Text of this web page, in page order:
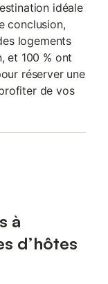
idéale
conclusion,
logements
et 100 % ont
réserver une
de vos
à
d’hôtes